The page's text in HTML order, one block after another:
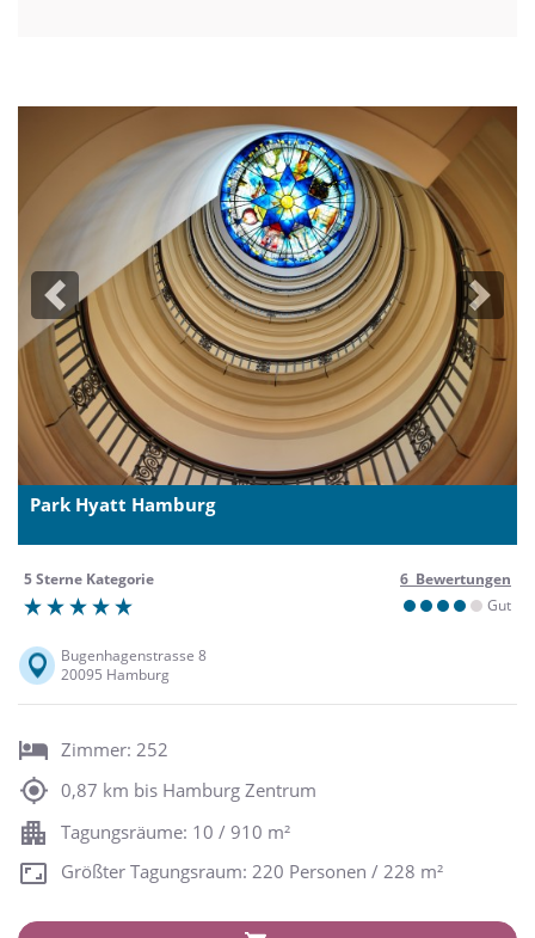
Previous Next
Park Hyatt Hamburg
5 Sterne Kategorie
6 Bewertungen
Gut
Bugenhagenstrasse 8
20095 Hamburg
Zimmer: 252
0,87 km bis Hamburg Zentrum
Tagungsräume: 10 / 910 m²
Größter Tagungsraum: 220 Personen / 228 m²